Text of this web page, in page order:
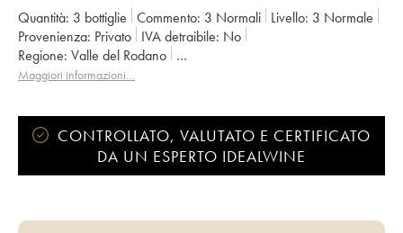
Quantità: 3 bottiglie Commento: 3 Normali Livello: 3 Normale
Provenienza:
privato IVA detraibile:
no
Regione:
Valle del Rodano
Denominazione:
Vaucluse (Vin de Pays de Vaucluse)
Maggiori informazioni…
CONTROLLATO, VALUTATO E CERTIFICATO
DA UN ESPERTO IDEALWINE